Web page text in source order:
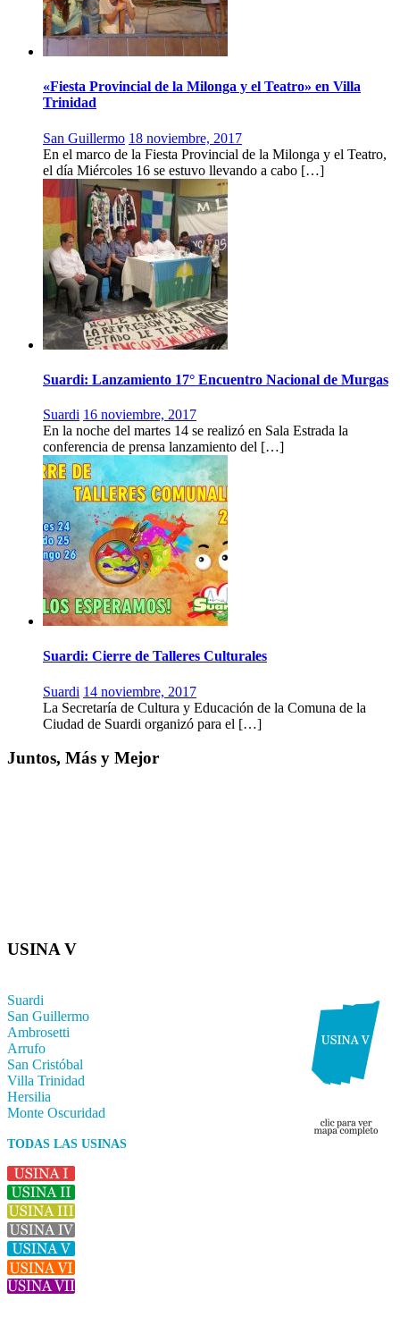
«Fiesta Provincial de la Milonga y el Teatro» en Villa
Trinidad
San Guillermo 18 noviembre, 2017
En el marco de la Fiesta Provincial de la Milonga y el Teatro,
el día Miércoles 16 se estuvo llevando a cabo […]
Suardi: Lanzamiento 17° Encuentro Nacional de Murgas
Suardi 16 noviembre, 2017
En la noche del martes 14 se realizó en Sala Estrada la
conferencia de prensa lanzamiento del […]
Suardi: Cierre de Talleres Culturales
Suardi 14 noviembre, 2017
La Secretaría de Cultura y Educación de la Comuna de la
Ciudad de Suardi organizó para el […]
Juntos, Más y Mejor
USINA V
Suardi
San Guillermo
Ambrosetti
Arrufo
San Cristóbal
Villa Trinidad
Hersilia
Monte Oscuridad
TODAS LAS USINAS